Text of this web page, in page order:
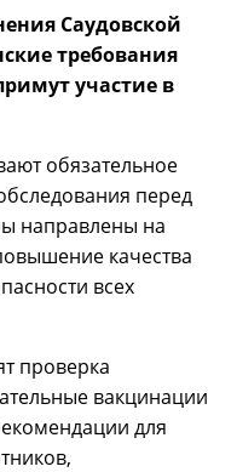
Саудовской
требования
участие в
обязательное
перед
направлены на
качества
всех
проверка
вакцинации
для